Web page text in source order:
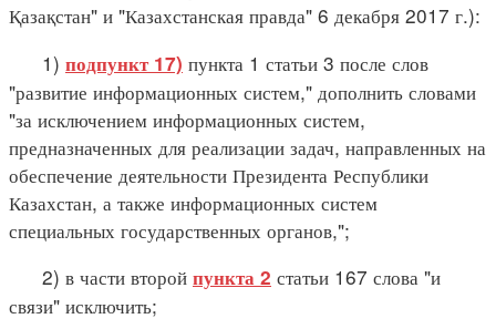
Қазақстан" и "Казахстанская правда" 6 декабря 2017 г.):
1) подпункт 17) пункта 1 статьи 3 после слов
"развитие информационных систем," дополнить словами
"за исключением информационных систем,
предназначенных для реализации задач, направленных на
обеспечение деятельности Президента Республики
Казахстан, а также информационных систем
специальных государственных органов,";
2) в части второй пункта 2 статьи 167 слова "и
связи" исключить;